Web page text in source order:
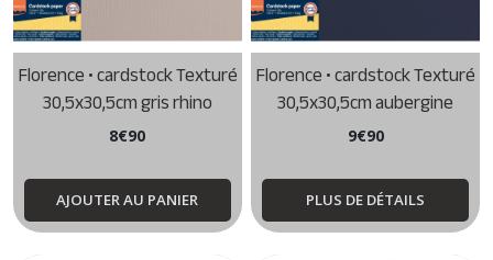
Florence • cardstock Texturé
30,5x30,5cm gris rhino
8€90
AJOUTER AU PANIER
Florence • cardstock Texturé
30,5x30,5cm aubergine
9€90
PLUS DE DÉTAILS